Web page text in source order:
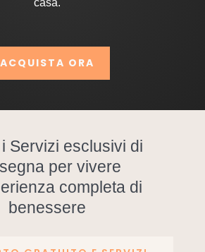
casa.
ACQUISTA ORA
Servizi esclusivi di
per vivere
completa di
benessere